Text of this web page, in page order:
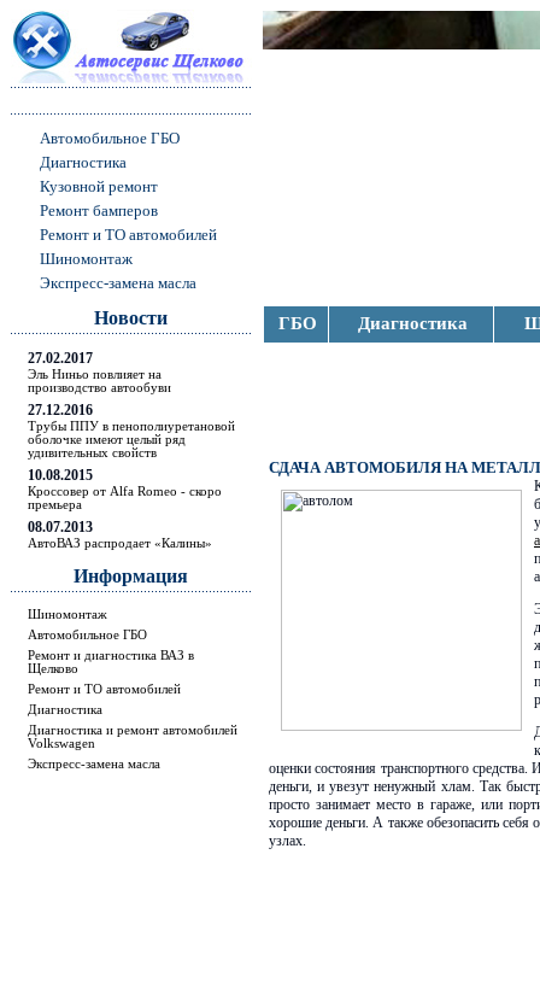
Автомобильное ГБО
Диагностика
Кузовной ремонт
Ремонт бамперов
Ремонт и ТО автомобилей
Шиномонтаж
Экспресс-замена масла
Новости
27.02.2017
Эль Ниньо повлияет на
производство автообуви
27.12.2016
Трубы ППУ в пенополиуретановой
оболочке имеют целый ряд
удивительных свойств
10.08.2015
Кроссовер от Alfa Romeo - скоро
премьера
08.07.2013
АвтоВАЗ распродает «Калины»
Информация
Шиномонтаж
Автомобильное ГБО
Ремонт и диагностика ВАЗ в
Щелково
Ремонт и ТО автомобилей
Диагностика
Диагностика и ремонт автомобилей
Volkswagen
Экспресс-замена масла
ГБО Диагностика
СДАЧА АВТОМОБИЛЯ НА
оценки состояния транспортного средства.
деньги, и увезут ненужный хлам. Так
просто занимает место в гараже, или
хорошие деньги. А также обезопасить себя
узлах.